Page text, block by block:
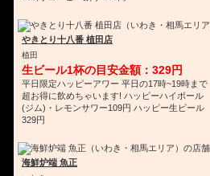
やきとり十八番 植田店
植田
生ビール1杯の目安金額：329円
平日限定ハッピーアワー 平日の17時~19時まで
超お得に飲めちゃいます! ハッピーハイボール
(ジム)・レモンサワー109円 ハッピー生ビール
329円
海鮮炉端 魚正